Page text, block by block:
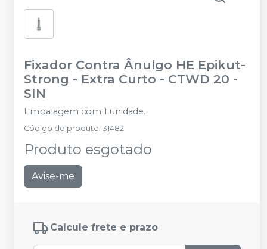
Fixador Contra Ânulgo HE Epikut-
Strong - Extra Curto - CTWD 20 -
SIN
Embalagem com 1 unidade.
Código do produto: 31482
Produto esgotado
Avise-me
Calcule frete e prazo